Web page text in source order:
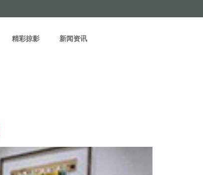
精彩掠影 新闻资讯